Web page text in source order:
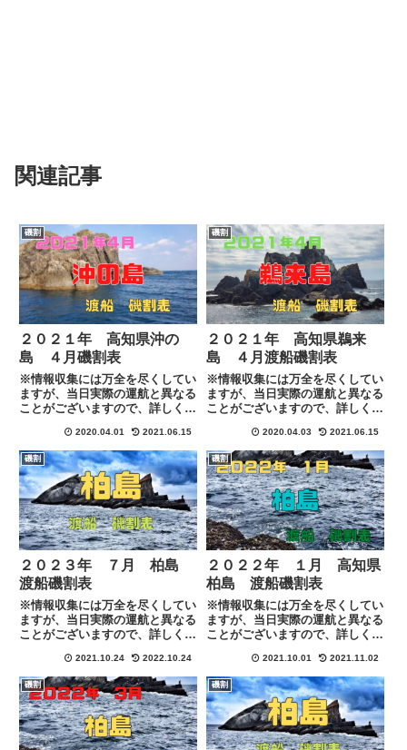
関連記事
磯割
２０２１年 高知県沖の
島 ４月磯割表
※情報収集には万全を尽くしてい
ますが、当日実際の運航と異なる
ことがございますので、詳しくは
先にてご確認お願い致します。
2020.04.01 2021.06.15
磯割
２０２１年 高知県鵜来
島 ４月渡船磯割表
※情報収集には万全を尽くしてい
ますが、当日実際の運航と異なる
ことがございますので、詳しくは
先にてご確認お願い致します。
2020.04.03 2021.06.15
磯割
２０２３年 ７月 柏島
渡船磯割表
※情報収集には万全を尽くしてい
ますが、当日実際の運航と異なる
ことがございますので、詳しくは
先にて直接ご確認お願い致しま
す。
2021.10.24 2022.10.24
磯割
２０２２年 １月 高知県
柏島 渡船磯割表
※情報収集には万全を尽くしてい
ますが、当日実際の運航と異なる
ことがございますので、詳しくは
先にて直接ご確認お願い致しま
す。
2021.10.01 2021.11.02
磯割 磯割